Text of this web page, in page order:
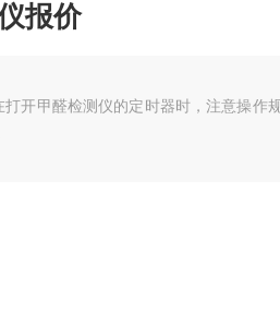
报价
开甲醛检测仪的定时器时，注意操作